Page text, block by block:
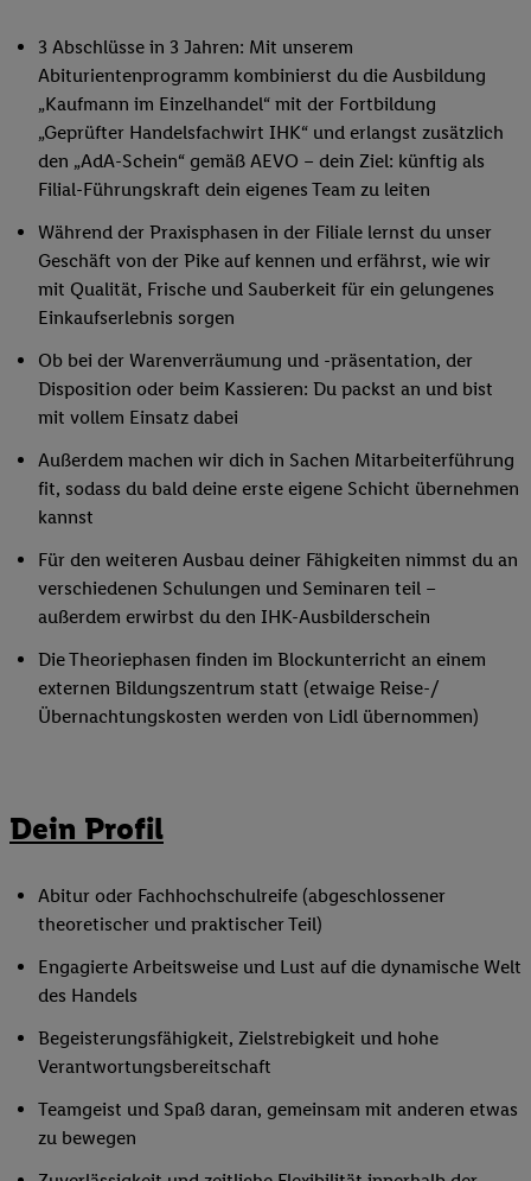
3 Abschlüsse in 3 Jahren: Mit unserem
Abiturientenprogramm kombinierst du die Ausbildung
„Kaufmann im Einzelhandel“ mit der Fortbildung
„Geprüfter Handelsfachwirt IHK“ und erlangst zusätzlich
den „AdA-Schein“ gemäß AEVO – dein Ziel: künftig als
Filial-Führungskraft dein eigenes Team zu leiten
Während der Praxisphasen in der Filiale lernst du unser
Geschäft von der Pike auf kennen und erfährst, wie wir
mit Qualität, Frische und Sauberkeit für ein gelungenes
Einkaufserlebnis sorgen
Ob bei der Warenverräumung und -präsentation, der
Disposition oder beim Kassieren: Du packst an und bist
mit vollem Einsatz dabei
Außerdem machen wir dich in Sachen Mitarbeiterführung
fit, sodass du bald deine erste eigene Schicht übernehmen
kannst
Für den weiteren Ausbau deiner Fähigkeiten nimmst du an
verschiedenen Schulungen und Seminaren teil –
außerdem erwirbst du den IHK-Ausbilderschein
Die Theoriephasen finden im Blockunterricht an einem
externen Bildungszentrum statt (etwaige Reise-/
Übernachtungskosten werden von Lidl übernommen)
Dein Profil
Abitur oder Fachhochschulreife (abgeschlossener
theoretischer und praktischer Teil)
Engagierte Arbeitsweise und Lust auf die dynamische Welt
des Handels
Begeisterungsfähigkeit, Zielstrebigkeit und hohe
Verantwortungsbereitschaft
Teamgeist und Spaß daran, gemeinsam mit anderen etwas
zu bewegen